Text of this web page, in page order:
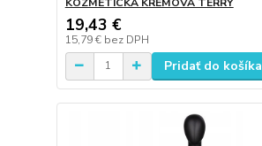
19,43 €
15,79 € bez DPH
Pridať do košíka